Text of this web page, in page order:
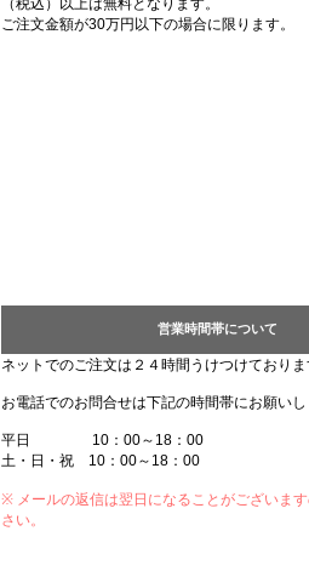
（税込）以上は無料となります。
ご注文金額が30万円以下の場合に限ります。
営業時間帯について
ネットでのご注文は２４時間うけつけており
お電話でのお問合せは下記の時間帯にお願い
平日 10：00～18：00
土・日・祝 10：00～18：00
※ メールの返信は翌日になることがございま
さい。